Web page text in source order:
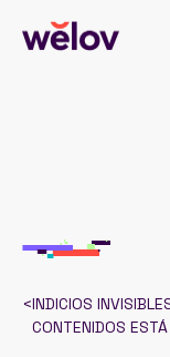
<INDICIOS
CONTENIDOS